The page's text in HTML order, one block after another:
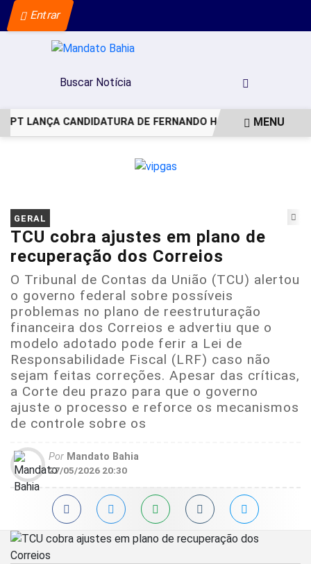
Entrar
LANÇA CANDIDATURA DE FERNANDO HADDAD AOMENU
GERAL
TCU cobra ajustes em plano de
recuperação dos Correios
O Tribunal de Contas da União (TCU) alertou
o governo federal sobre possíveis
problemas no plano de reestruturação
financeira dos Correios e advertiu que o
modelo adotado pode ferir a Lei de
Responsabilidade Fiscal (LRF) caso não
sejam feitas correções. Apesar das críticas,
a Corte deu prazo para que o governo
ajuste o processo e reforce os mecanismos
de controle sobre os
Por Mandato Bahia
27/05/2026 20:30